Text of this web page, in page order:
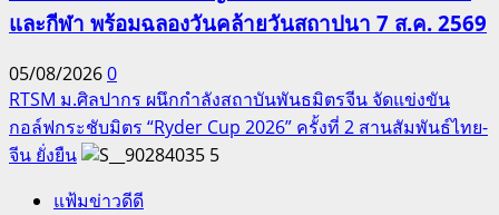
และกีฬา พร้อมฉลองวันคล้ายวันสถาปนา 7 ส.ค. 2569
05/08/20260
RTSM ม.ศิลปากร ผนึกกำลังสถาบันพันธมิตรจีน จัดแข่งขัน
กอล์ฟกระชับมิตร “Ryder Cup 2026” ครั้งที่ 2 สานสัมพันธ์ไทย-
จีน ยั่งยืน
5
แฟ้มข่าวดีดี